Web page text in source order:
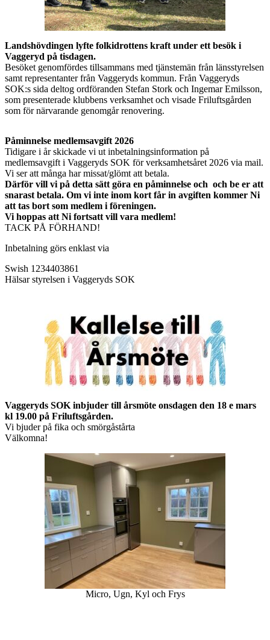
Landshövdingen lyfte folkidrottens kraft under ett besök i
Vaggeryd på tisdagen.
Besöket genomfördes tillsammans med tjänstemän från länsstyrelsen
samt representanter från Vaggeryds kommun. Från Vaggeryds
SOK:s sida deltog ordföranden Stefan Stork och Ingemar Emilsson,
som presenterade klubbens verksamhet och visade Friluftsgården
som för närvarande genomgår renovering.
Påminnelse medlemsavgift 2026
Tidigare i år skickade vi ut inbetalningsinformation på
medlemsavgift i Vaggeryds SOK för verksamhetsåret 2026 via mail.
Vi ser att många har missat/glömt att betala.
Därför vill vi på detta sätt göra en påminnelse och och be er att
snarast betala. Om vi inte inom kort får in avgiften kommer Ni
att tas bort som medlem i föreningen.
Vi hoppas att Ni fortsatt vill vara medlem!
TACK PÅ FÖRHAND!
Inbetalning görs enklast via
Swish 1234403861
Hälsar styrelsen i Vaggeryds SOK
Vaggeryds SOK inbjuder till årsmöte onsdagen den 18 e mars
kl 19.00 på Friluftsgården.
Vi bjuder på fika och smörgåstårta
Välkomna!
Micro, Ugn, Kyl och Frys